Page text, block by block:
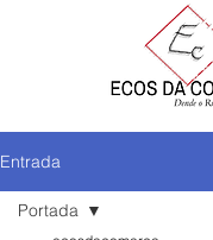
Entrada
Portada